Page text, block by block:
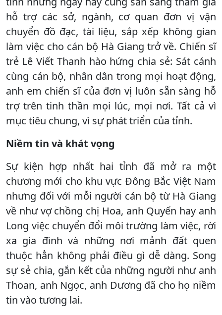
hỗ trợ các sở, ngành, cơ quan đơn vị vận
chuyển đồ đạc, tài liệu, sắp xếp không gian
làm việc cho cán bộ Hà Giang trở về. Chiến sĩ
trẻ Lê Viết Thanh hào hứng chia sẻ: Sát cánh
cùng cán bộ, nhân dân trong mọi hoạt động,
anh em chiến sĩ của đơn vị luôn sẵn sàng hỗ
trợ trên tinh thần mọi lúc, mọi nơi. Tất cả vì
mục tiêu chung, vì sự phát triển của tỉnh.
Niềm tin và khát vọng
Sự kiện hợp nhất hai tỉnh đã mở ra một
chương mới cho khu vực Đông Bắc Việt Nam
nhưng đối với mỗi người cán bộ từ Hà Giang
về như vợ chồng chị Hoa, anh Quyến hay anh
Long việc chuyển đổi môi trường làm việc, rời
xa gia đình và những nơi mảnh đất quen
thuộc hẳn không phải điều gì dễ dàng. Song
sự sẻ chia, gắn kết của những người như anh
Thoan, anh Ngọc, anh Dương đã cho họ niềm
tin vào tương lai.